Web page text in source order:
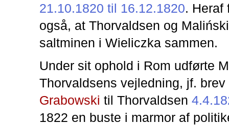
21.10.1820 til 16.12.1820. Heraf
også, at Thorvaldsen og
saltminen i Wieliczka sammen.
Under sit ophold i Rom udførte
Thorvaldsens vejledning, jf.
Grabowski til Thorvaldsen
1822 en buste i marmor af